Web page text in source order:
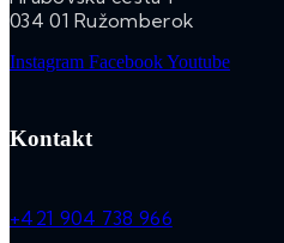
034 01 Ružomberok
Instagram FacebookYoutube
Kontakt
+421 904 738 966